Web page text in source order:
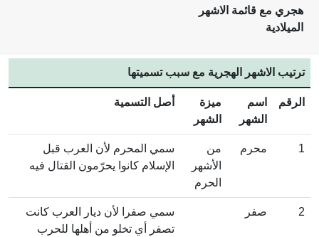
هجري مع قائمة الاشهر
الميلادية
ترتيب الاشهر الهجرية مع سبب تسميتها
الرقم
اسم
الشهر
ميزة
الشهر
أصل التسمية
محرم
من
الأشهر
الحرم
سمي المحرم لأن العرب قبل
الإسلام كانوا يحرّمون القتال فيه
صفر
سمي صفرا لأن ديار العرب كانت
تصفر أي تخلو من أهلها للحرب